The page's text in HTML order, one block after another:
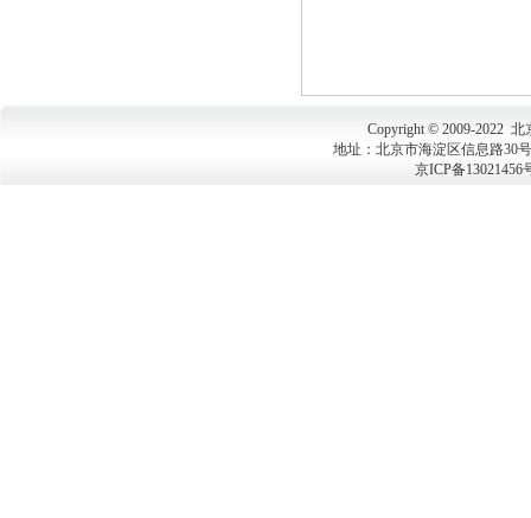
Copyright © 2009-2022
地址：北京市海淀区信息路30
京ICP备13021456